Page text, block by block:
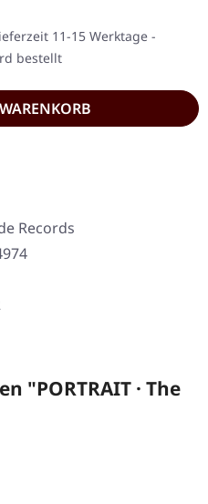
11-15 Werktage -
bestellt
Records
"PORTRAIT · The